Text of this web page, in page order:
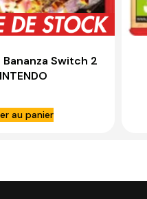
Switch 2
au panier